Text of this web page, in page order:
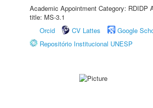
Academic Appointment Category: RDIDP
title: MS-3.1
Orcid
CV Lattes
Google
Repositório Institucional UNESP